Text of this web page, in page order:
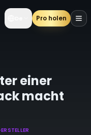
Pro holen
einer
macht